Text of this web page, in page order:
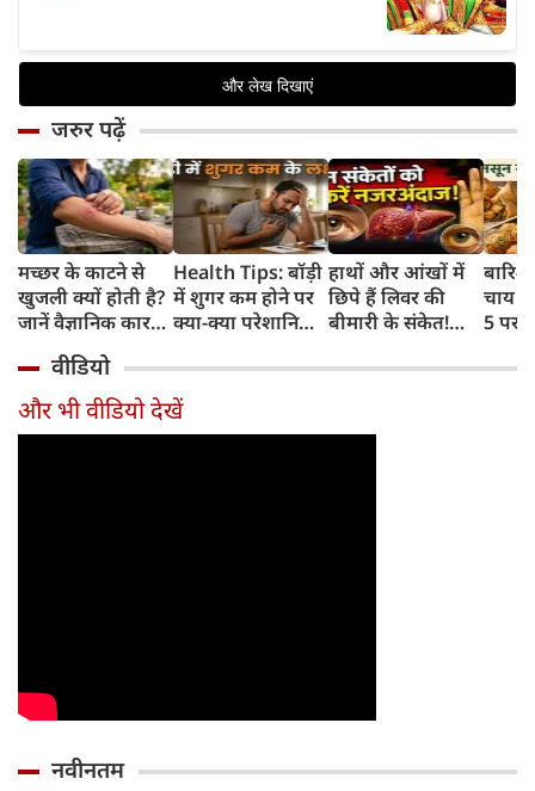
जरुर पढ़ें
मच्छर के काटने से
खुजली क्यों होती है?
जानें वैज्ञानिक कारण
Health Tips: बॉड़ी
में शुगर कम होने पर
क्या-क्या परेशानियां
बातें
हाथों और आंखों में
छिपे हैं लिवर की
बीमारी के संकेत!
नजरअंदाज
चाय
5
वीडियो
और भी वीडियो देखें
नवीनतम